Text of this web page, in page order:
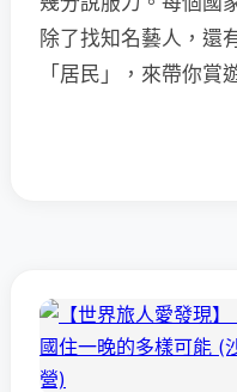
除了找知名藝人，還
「居民」，來帶你賞